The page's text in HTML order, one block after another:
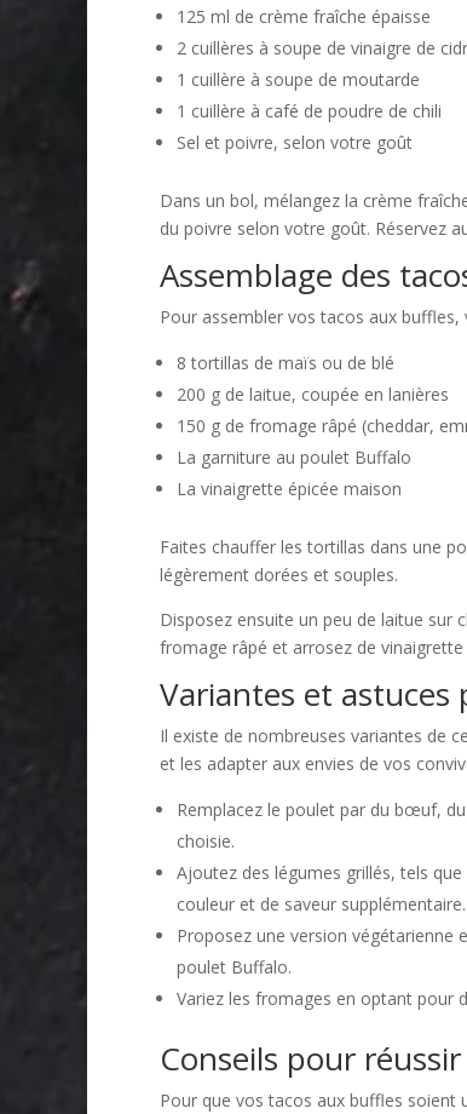
125 ml de crème fraîche épaisse
2 cuillères à soupe de vinaigre de
1 cuillère à soupe de moutarde
1 cuillère à café de poudre de chili
Sel et poivre, selon votre goût
Dans un bol, mélangez la crème
du poivre selon votre goût. Réservez
Assemblage des
Pour assembler vos tacos aux
8 tortillas de maïs ou de blé
200 g de laitue, coupée en lanières
150 g de fromage râpé (cheddar,
La garniture au poulet Buffalo
La vinaigrette épicée maison
Faites chauffer les tortillas dans une
légèrement dorées et souples.
Disposez ensuite un peu de laitue sur
fromage râpé et arrosez de vinaigrette
Variantes et astuces
Il existe de nombreuses variantes de
et les adapter aux envies de vos
Remplacez le poulet par du bœuf,
choisie.
Ajoutez des légumes grillés, tels
couleur et de saveur supplémentaire.
Proposez une version végétarienne
poulet Buffalo.
Variez les fromages en optant pour
Conseils pour
Pour que vos tacos aux buffles soient